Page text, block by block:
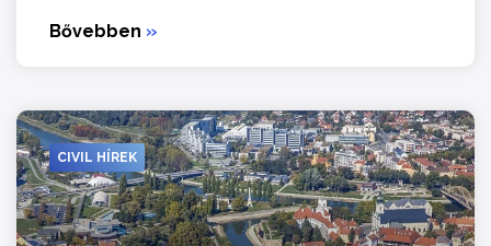
Bővebben »
CIVIL HÍREK